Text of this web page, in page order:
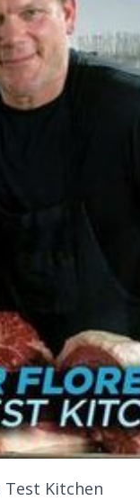
Test Kitchen